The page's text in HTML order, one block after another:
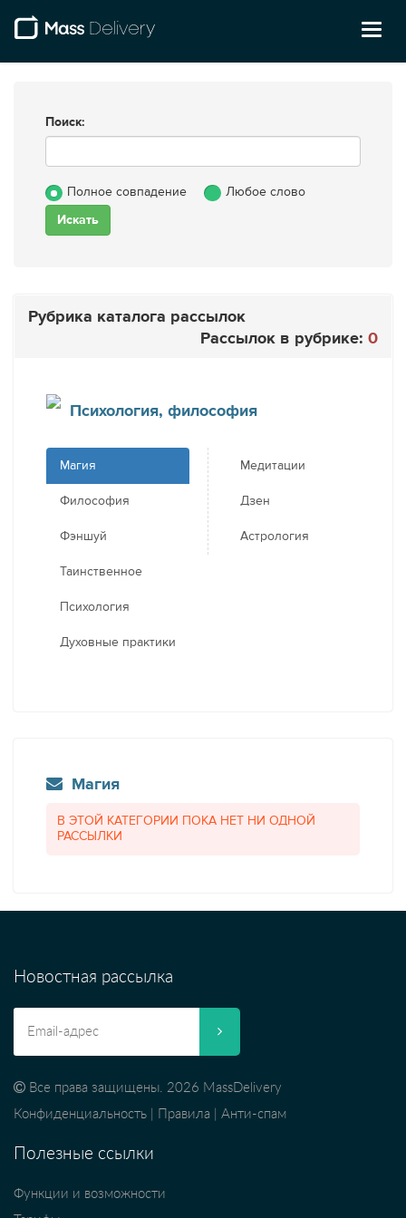
Поиск:
Полное совпадение Любое слово
Рубрика каталога рассылок
Рассылок в рубрике: 0
Психология, философия
Магия
Философия
Фэншуй
Таинственное
Психология
Духовные практики
Медитации
Дзен
Астрология
Магия
В ЭТОЙ КАТЕГОРИИ ПОКА НЕТ НИ ОДНОЙ
РАССЫЛКИ
Новостная рассылка
Все права защищены. 2026 MassDelivery
Конфиденциальность
Правила Анти-спам
Полезные ссылки
Функции и возможности